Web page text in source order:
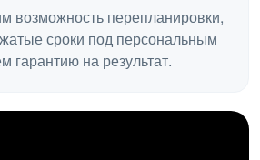
возможность перепланировки,
сроки под персональным
гарантию на результат.